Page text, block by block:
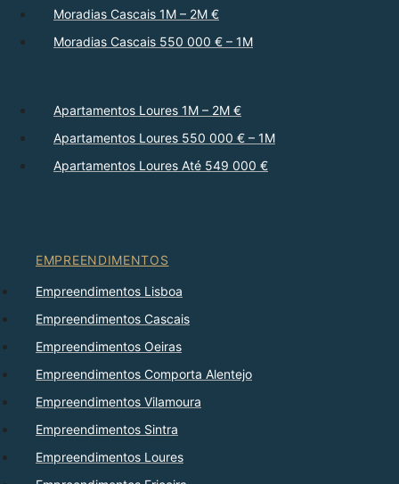
Moradias Cascais 1M – 2M €
Moradias Cascais 550 000 € – 1M
Apartamentos Loures 1M – 2M €
Apartamentos Loures 550 000 € – 1M
Apartamentos Loures Até 549 000 €
EMPREENDIMENTOS
Empreendimentos Lisboa
Empreendimentos Cascais
Empreendimentos Oeiras
Empreendimentos Comporta Alentejo
Empreendimentos Vilamoura
Empreendimentos Sintra
Empreendimentos Loures